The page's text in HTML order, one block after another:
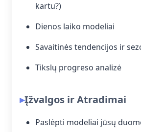
kartu?)
Dienos laiko modeliai
Savaitinės tendencijos ir
Tikslų progreso analizė
Įžvalgos ir Atradimai
Paslėpti modeliai jūsų